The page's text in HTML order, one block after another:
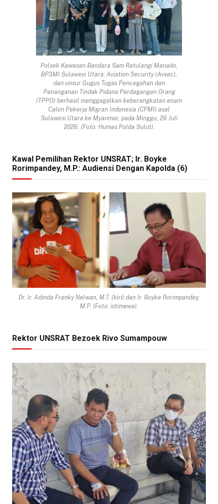
Polsek Kawasan Bandara Sam Ratulangi Manado,
BP3MI Sulawesi Utara, Aviation Security (Avsec),
dan unsur Gugus Tugas Pencegahan dan
Penanganan Tindak Pidana Perdagangan Orang
(TPPO) berhasil menggagalkan keberangkatan enam
Calon Pekerja Migran Indonesia (CPMI) asal
Sulawesi Utara ke Myanmar, pada Minggu, 26 Juli
2026. (Foto: Humas Polda Sulut).
Kawal Pemilihan Rektor UNSRAT; Ir. Boyke
Rorimpandey, M.P.: Audiensi Dengan Kapolda (6)
Dr. Ir. Adinda Franky Nelwan, M.T. (kiri) dan Ir. Boyke Rorimpandey,
M.P. (Foto: istimewa).
Rektor UNSRAT Bezoek Rivo Sumampouw